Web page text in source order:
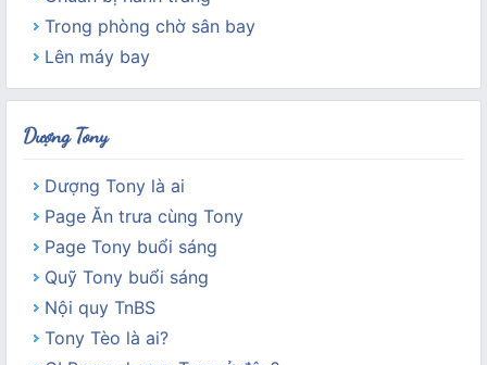
Trong phòng chờ sân bay
Lên máy bay
Dượng Tony
Dượng Tony là ai
Page Ăn trưa cùng Tony
Page Tony buổi sáng
Quỹ Tony buổi sáng
Nội quy TnBS
Tony Tèo là ai?